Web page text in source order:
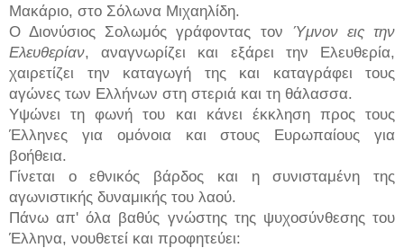
Μακάριο, στο Σόλωνα Μιχαηλίδη.
Ο Διονύσιος Σολωμός γράφοντας τον Ύμνον εις την
Ελευθερίαν, αναγνωρίζει και εξάρει την Ελευθερία,
χαιρετίζει την καταγωγή της και καταγράφει τους
αγώνες των Ελλήνων στη στεριά και τη θάλασσα.
Υψώνει τη φωνή του και κάνει έκκληση προς τους
Έλληνες για ομόνοια και στους Ευρωπαίους για
βοήθεια.
Γίνεται ο εθνικός βάρδος και η συνισταμένη της
αγωνιστικής δυναμικής του λαού.
Πάνω απ' όλα βαθύς γνώστης της ψυχοσύνθεσης του
Έλληνα, νουθετεί και προφητεύει: